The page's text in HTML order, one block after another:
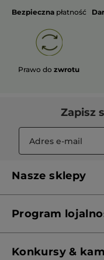
Bezpieczna płatność
Prawo dozwrotu
Nasze sklepy
Franczyza
Program
Konkursy &